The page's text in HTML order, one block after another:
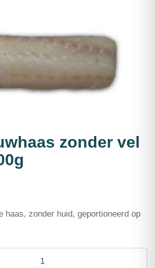
zonder vel
haas, zonder huid, geportioneerd op